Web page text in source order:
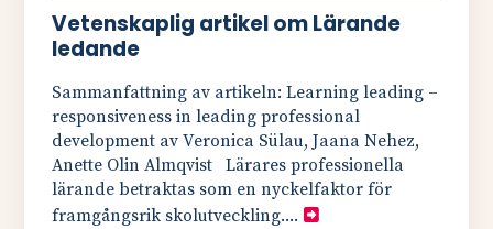
Vetenskaplig artikel om Lärande
ledande
Sammanfattning av artikeln: Learning leading –
responsiveness in leading professional
development av Veronica Sülau, Jaana Nehez,
Anette Olin Almqvist Lärares professionella
lärande betraktas som en nyckelfaktor för
framgångsrik skolutveckling....